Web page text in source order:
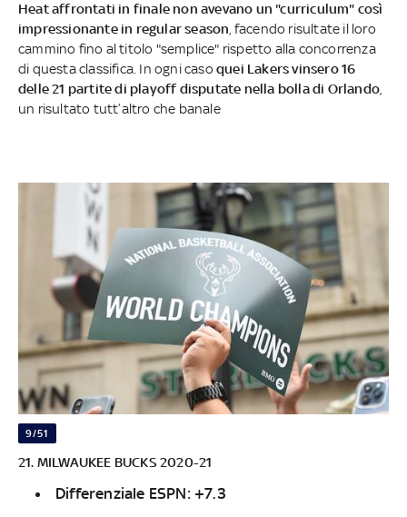
Heat affrontati in finale non avevano un "curriculum" così
impressionante in regular season, facendo risultate il loro
cammino fino al titolo "semplice" rispetto alla concorrenza
di questa classifica. In ogni caso quei Lakers vinsero 16
delle 21 partite di playoff disputate nella bolla di Orlando,
un risultato tutt’altro che banale
9/51
21. MILWAUKEE BUCKS 2020-21
Differenziale ESPN: +7.3